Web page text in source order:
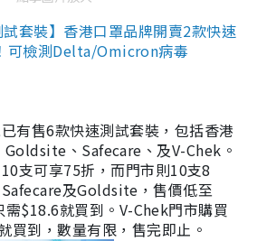
套裝】香港口罩品牌開賣2款快速
可檢測Delta/Omicron病毒
有售6款快速測試套裝，包括香港
、Safecare、及V-Chek。
支可享75折，而門市則10支8
及Goldsite，售價低至
$18.6就買到。V-Chek門市購買
買到，數量有限，售完即止。